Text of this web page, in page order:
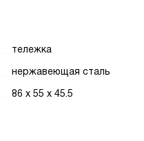
тележка
нержавеющая сталь
86 х 55 х 45.5